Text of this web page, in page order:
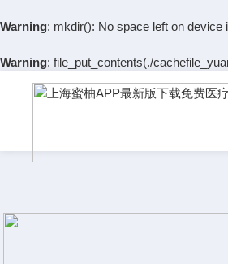
Warning: mkdir(): No space left on device
Warning: file_put_contents(./